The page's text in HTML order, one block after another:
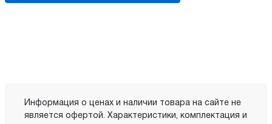
Информация о ценах и наличии товара на сайте не
является офертой. Характеристики, комплектация и